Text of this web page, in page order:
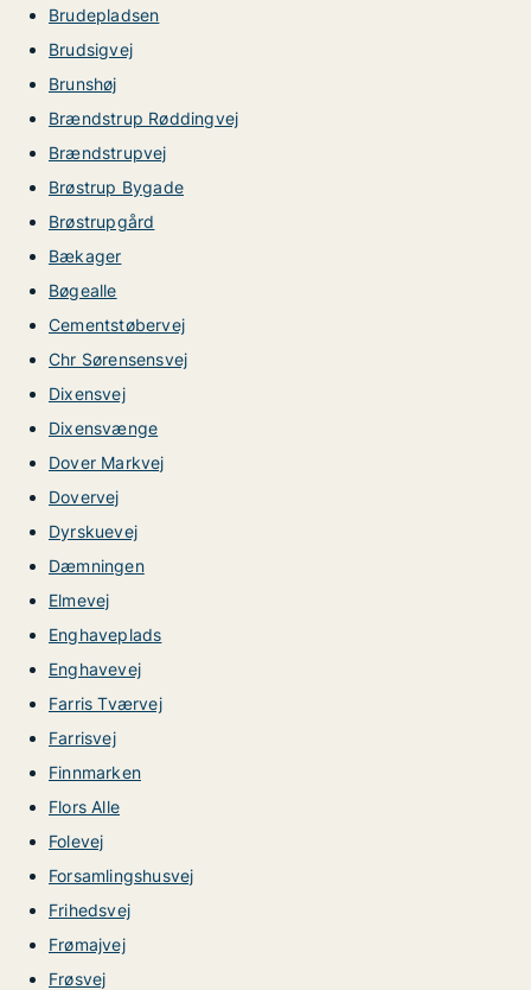
Brudepladsen
Brudsigvej
Brunshøj
Brændstrup Røddingvej
Brændstrupvej
Brøstrup Bygade
Brøstrupgård
Bækager
Bøgealle
Cementstøbervej
Chr Sørensensvej
Dixensvej
Dixensvænge
Dover Markvej
Dovervej
Dyrskuevej
Dæmningen
Elmevej
Enghaveplads
Enghavevej
Farris Tværvej
Farrisvej
Finnmarken
Flors Alle
Folevej
Forsamlingshusvej
Frihedsvej
Frømajvej
Frøsvej